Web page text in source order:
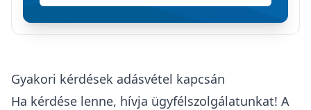
Gyakori kérdések adásvétel kapcsán
Ha kérdése lenne, hívja ügyfélszolgálatunkat! A